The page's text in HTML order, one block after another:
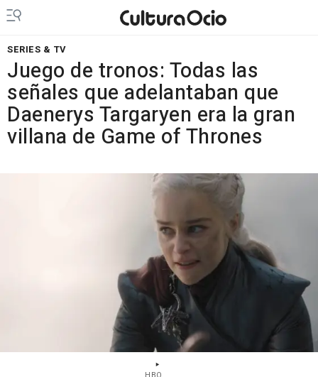
SERIES & TV
Juego de tronos: Todas las
señales que adelantaban que
Daenerys Targaryen era la gran
villana de Game of Thrones